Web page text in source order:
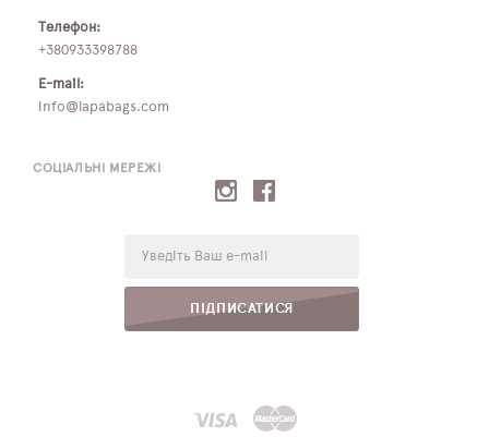
СОЦІАЛЬНІ МЕРЕЖІ
ПІДПИСАТИСЯ
Телефон:
+380933398788
E-mail:
info@lapabags.com